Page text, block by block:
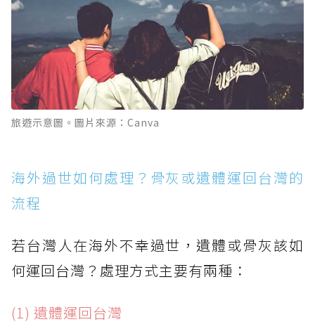
旅遊示意圖。圖片來源：Canva
海外過世如何處理？骨灰或遺體運回台灣的
流程
若台灣人在海外不幸過世，遺體或骨灰該如
何運回台灣？處理方式主要有兩種：
(1) 遺體運回台灣